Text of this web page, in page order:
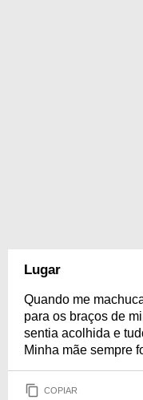
Lugar
Quando me
para os braços de
sentia acolhida e
Minha mãe sempre
COPIAR